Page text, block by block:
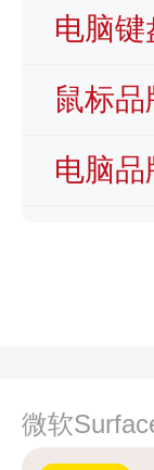
电脑键
鼠标品
电脑品
微软